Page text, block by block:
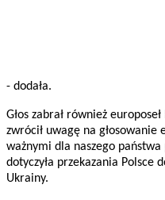
- dodała.
Głos zabrał również
zwrócił uwagę na głosowanie
ważnymi dla naszego
dotyczyła przekazania Polsce
Ukrainy.